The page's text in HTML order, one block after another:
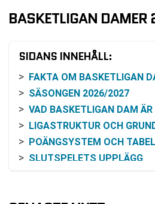
BASKETLIGAN
SIDANS INNEHÅLL:
FAKTA OM BASKETLIGAN
SÄSONGEN 2026/2027
VAD BASKETLIGAN DAM ÄR
LIGASTRUKTUR OCH
POÄNGSYSTEM OCH
SLUTSPELETS UPPLÄGG